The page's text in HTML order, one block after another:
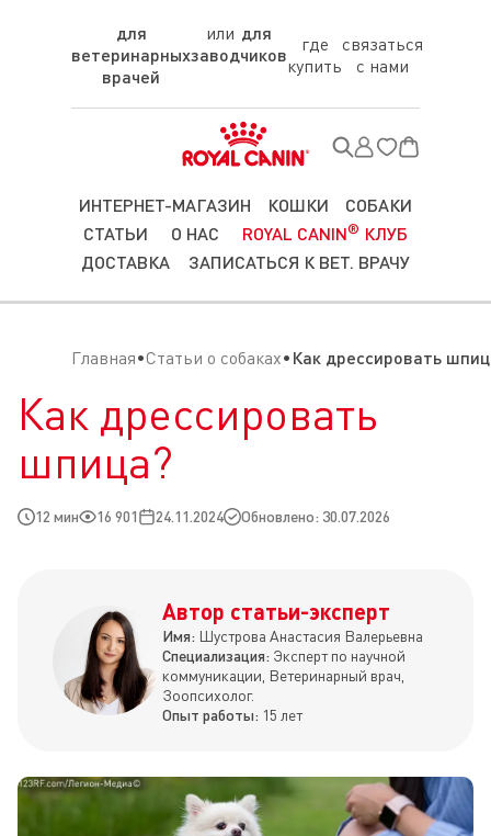
для
ветеринарных
врачей
для
заводчиков
где
купить
связаться
с нами
ИНТЕРНЕТ-МАГАЗИН КОШКИ
СОБАКИ
СТАТЬИ
О НАС ROYAL CANIN® КЛУБ
ДОСТАВКА
ЗАПИСАТЬСЯ К ВЕТ. ВРАЧУ
Главная Статьи о собаках Как дрессировать
Как дрессировать
шпица?
12 мин 16 901 24.11.2024 Обновлено: 30.07.2026
Автор статьи-эксперт
Имя: Шустрова Анастасия Валерьевна
Специализация: Эксперт по научной
коммуникации, Ветеринарный врач,
Зоопсихолог.
Опыт работы: 15 лет